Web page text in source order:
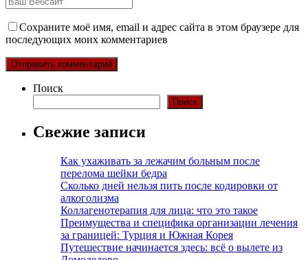
Сохраните моё имя, email и адрес сайта в этом браузере для
последующих моих комментариев
Поиск
Поиск
Свежие записи
Как ухаживать за лежачим больным после
перелома шейки бедра
Сколько дней нельзя пить после кодировки от
алкоголизма
Коллагенотерапия для лица: что это такое
Преимущества и специфика организации лечения
за границей: Турция и Южная Корея
Путешествие начинается здесь: всё о вылете из